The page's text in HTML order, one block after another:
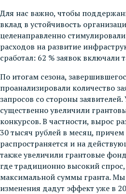
Для нас важно, чтобы
вклад в устойчивость
целенаправленно
расходов на развитие
сработал: 62 % заявок включали
По итогам сезона,
проанализировали количество
запросов со стороны
существенно увеличили
конкурсов. В частности, вырос
30 тысяч рублей в месяц,
распространяется и на
также увеличили грантовые
где традиционно высокий
максимальной суммы гранта. Мы
изменения дадут эффект уже в